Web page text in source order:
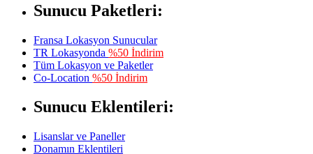
Sunucu Paketleri:
Fransa Lokasyon Sunucular
TR Lokasyonda %50 İndirim
Tüm Lokasyon ve Paketler
Co-Location %50 İndirim
Sunucu Eklentileri:
Lisanslar ve Paneller
Donamın Eklentileri